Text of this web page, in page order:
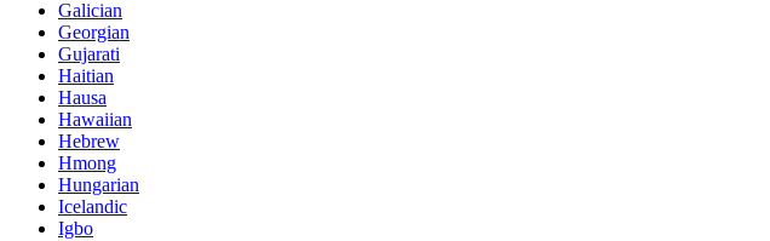
Galician
Georgian
Gujarati
Haitian
Hausa
Hawaiian
Hebrew
Hmong
Hungarian
Icelandic
Igbo